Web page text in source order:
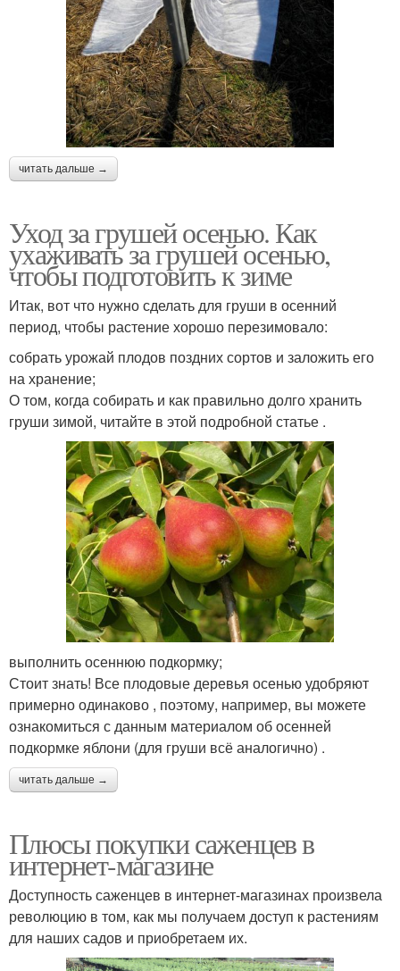
читать дальше →
Уход за грушей осенью. Как
ухаживать за грушей осенью,
чтобы подготовить к зиме
Итак, вот что нужно сделать для груши в осенний
период, чтобы растение хорошо перезимовало:
собрать урожай плодов поздних сортов и заложить его
на хранение;
О том, когда собирать и как правильно долго хранить
груши зимой, читайте в этой подробной статье .
выполнить осеннюю подкормку;
Стоит знать! Все плодовые деревья осенью удобряют
примерно одинаково , поэтому, например, вы можете
ознакомиться с данным материалом об осенней
подкормке яблони (для груши всё аналогично) .
читать дальше →
Плюсы покупки саженцев в
интернет-магазине
Доступность саженцев в интернет-магазинах произвела
революцию в том, как мы получаем доступ к растениям
для наших садов и приобретаем их.